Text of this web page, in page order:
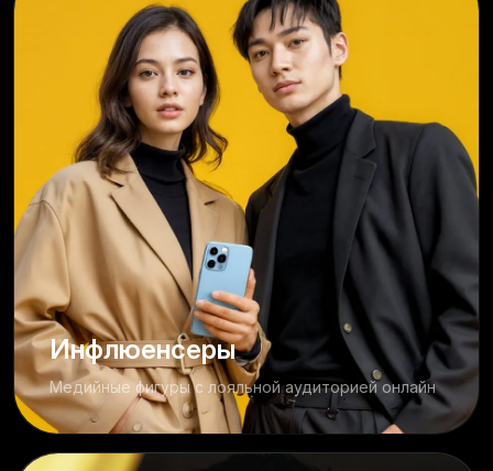
Инфлюенсеры
Медийные фигуры с лояльной аудиторией онлайн